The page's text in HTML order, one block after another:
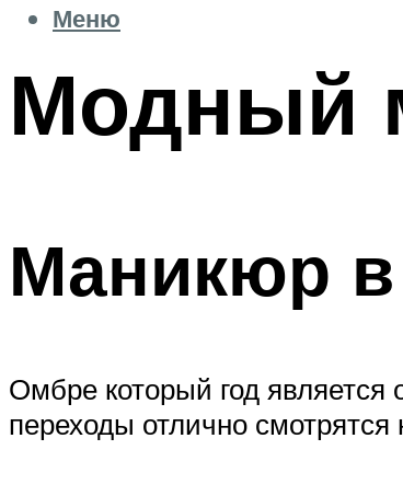
Меню
Модный
Маникюр
Омбре который год
переходы отлично